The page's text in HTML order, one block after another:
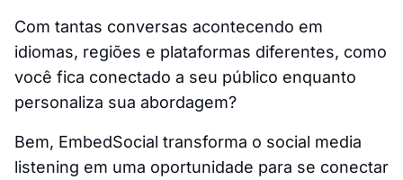
Com tantas conversas acontecendo em
idiomas, regiões e plataformas diferentes, como
você fica conectado a seu público enquanto
personaliza sua abordagem?
Bem, EmbedSocial transforma o social media
listening em uma oportunidade para se conectar